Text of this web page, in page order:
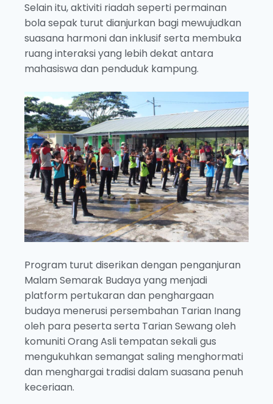
Selain itu, aktiviti riadah seperti permainan
bola sepak turut dianjurkan bagi mewujudkan
suasana harmoni dan inklusif serta membuka
ruang interaksi yang lebih dekat antara
mahasiswa dan penduduk kampung.
Program turut diserikan dengan penganjuran
Malam Semarak Budaya yang menjadi
platform pertukaran dan penghargaan
budaya menerusi persembahan Tarian Inang
oleh para peserta serta Tarian Sewang oleh
komuniti Orang Asli tempatan sekali gus
mengukuhkan semangat saling menghormati
dan menghargai tradisi dalam suasana penuh
keceriaan.